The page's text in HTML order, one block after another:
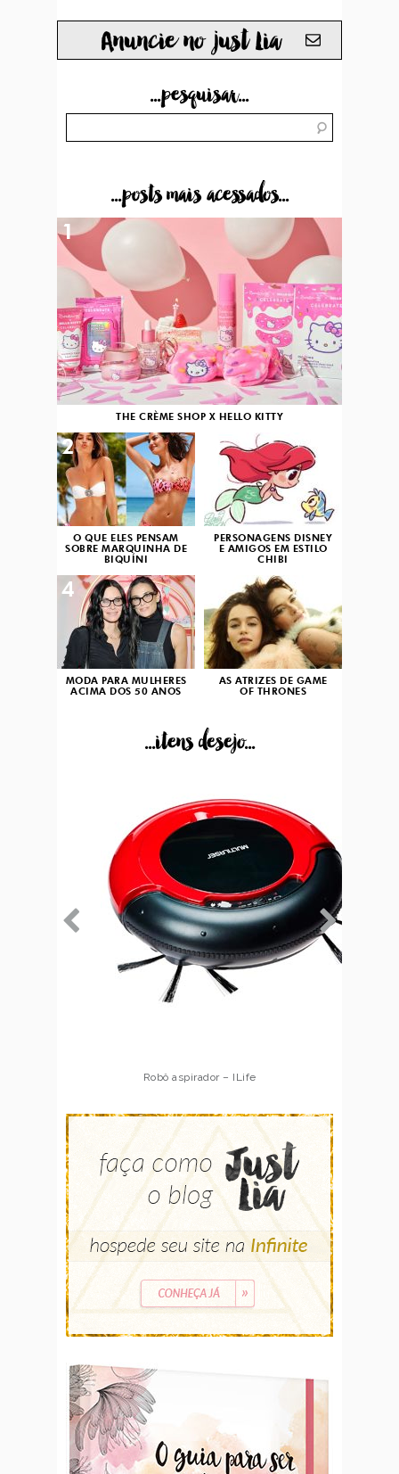
Anuncie no just Lia
...pesquisar...
...posts mais acessados...
THE CRÈME SHOP X HELLO KITTY
1
O QUE ELES PENSAM
SOBRE MARQUINHA DE
BIQUÍNI
2
PERSONAGENS DISNEY
E AMIGOS EM ESTILO
CHIBI
3
MODA PARA MULHERES
ACIMA DOS 50 ANOS
4
AS ATRIZES DE GAME
OF THRONES
...itens desejo...
Robô aspirador – Multilaser